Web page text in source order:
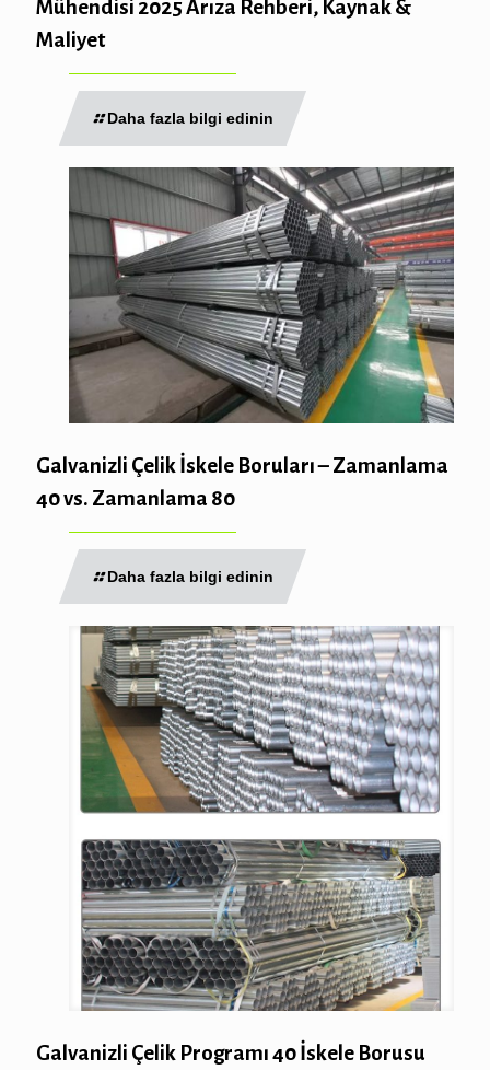
Mühendisi 2025 Arıza Rehberi, Kaynak &
Maliyet
Daha fazla bilgi edinin
Galvanizli Çelik İskele Boruları – Zamanlama
40 vs. Zamanlama 80
Daha fazla bilgi edinin
Galvanizli Çelik Programı 40 İskele Borusu